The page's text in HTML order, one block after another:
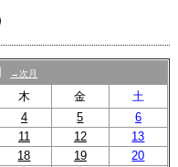
→次月
木 金
土
4 5
6
11 12
13
18 19
20